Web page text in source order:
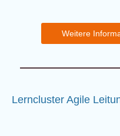
Weitere
Lerncluster Agile